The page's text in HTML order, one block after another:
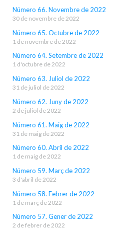
Número 66. Novembre de 2022
30 de novembre de 2022
Número 65. Octubre de 2022
1 de novembre de 2022
Número 64. Setembre de 2022
1 d'octubre de 2022
Número 63. Juliol de 2022
31 de juliol de 2022
Número 62. Juny de 2022
2 de juliol de 2022
Número 61. Maig de 2022
31 de maig de 2022
Número 60. Abril de 2022
1 de maig de 2022
Número 59. Març de 2022
3 d'abril de 2022
Número 58. Febrer de 2022
1 de març de 2022
Número 57. Gener de 2022
2 de febrer de 2022